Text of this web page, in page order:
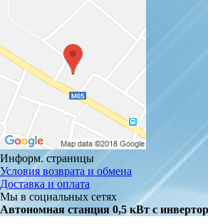
Информ. страницы
Условия возврата и обмена
Доставка и оплата
Мы в социальных сетях
Автономная станция 0,5 кВт с